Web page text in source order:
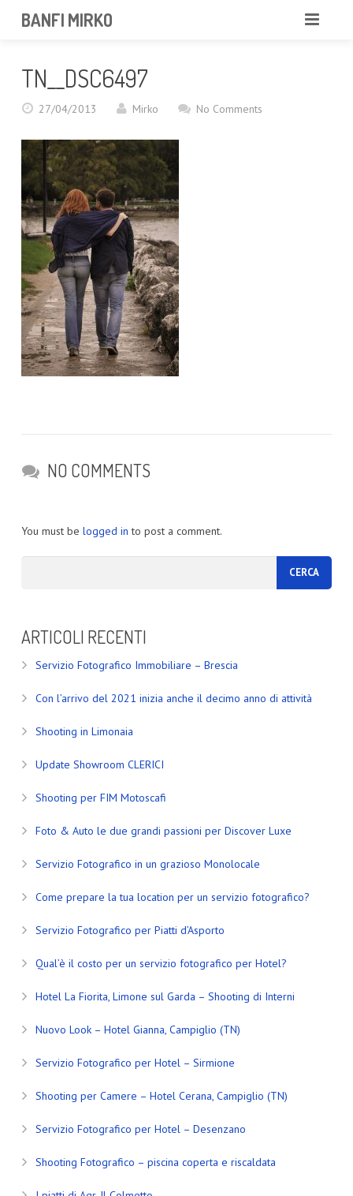
BANFI MIRKO
PORTFOLIO
SERVIZI
NEWS
CONTATTAMI
TN__DSC6497
27/04/2013 Mirko No Comments
NO COMMENTS
You must be logged in to post a comment.
ARTICOLI RECENTI
Servizio Fotografico Immobiliare – Brescia
Con l’arrivo del 2021 inizia anche il decimo anno di attività
Shooting in Limonaia
Update Showroom CLERICI
Shooting per FIM Motoscafi
Foto & Auto le due grandi passioni per Discover Luxe
Servizio Fotografico in un grazioso Monolocale
Come prepare la tua location per un servizio fotografico?
Servizio Fotografico per Piatti d’Asporto
Qual’è il costo per un servizio fotografico per Hotel?
Hotel La Fiorita, Limone sul Garda – Shooting di Interni
Nuovo Look – Hotel Gianna, Campiglio (TN)
Servizio Fotografico per Hotel – Sirmione
Shooting per Camere – Hotel Cerana, Campiglio (TN)
Servizio Fotografico per Hotel – Desenzano
Shooting Fotografico – piscina coperta e riscaldata